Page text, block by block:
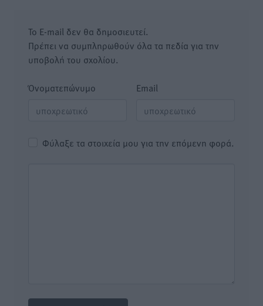
Το E-mail δεν θα δημοσιευτεί.
Πρέπει να συμπληρωθούν όλα τα πεδία για την
υποβολή του σχολίου.
Όνοματεπώνυμο Email
Φύλαξε τα στοιχεία μου για την επόμενη φορά.